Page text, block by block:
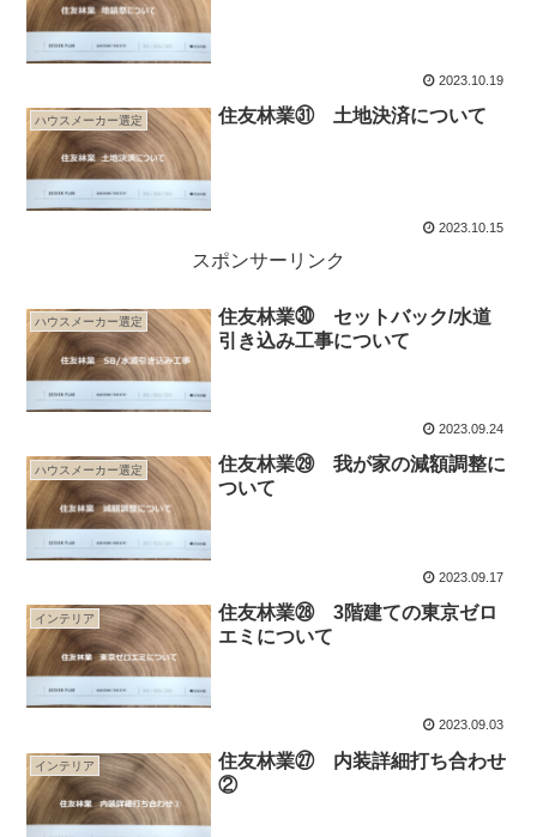
2023.10.19
ハウスメーカー選定 住友林業㉛ 土地決済について
2023.10.15
スポンサーリンク
ハウスメーカー選定
住友林業㉚ セットバック/水道
引き込み工事について
2023.09.24
ハウスメーカー選定
住友林業㉙ 我が家の減額調整に
ついて
2023.09.17
インテリア
住友林業㉘ 3階建ての東京ゼロ
エミについて
2023.09.03
インテリア
住友林業㉗ 内装詳細打ち合わせ
②